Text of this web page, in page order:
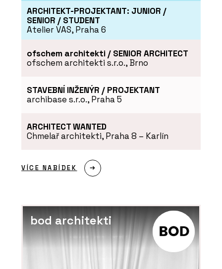
ARCHITEKT-PROJEKTANT: JUNIOR /
SENIOR / STUDENT
Atelier VAS, Praha 6
ofschem architekti / SENIOR ARCHITECT
ofschem architekti s.r.o., Brno
STAVEBNÍ INŽENÝR / PROJEKTANT
archibase s.r.o., Praha 5
ARCHITECT WANTED
Chmelař architekti, Praha 8 – Karlín
VÍCE NABÍDEK
bod architekti